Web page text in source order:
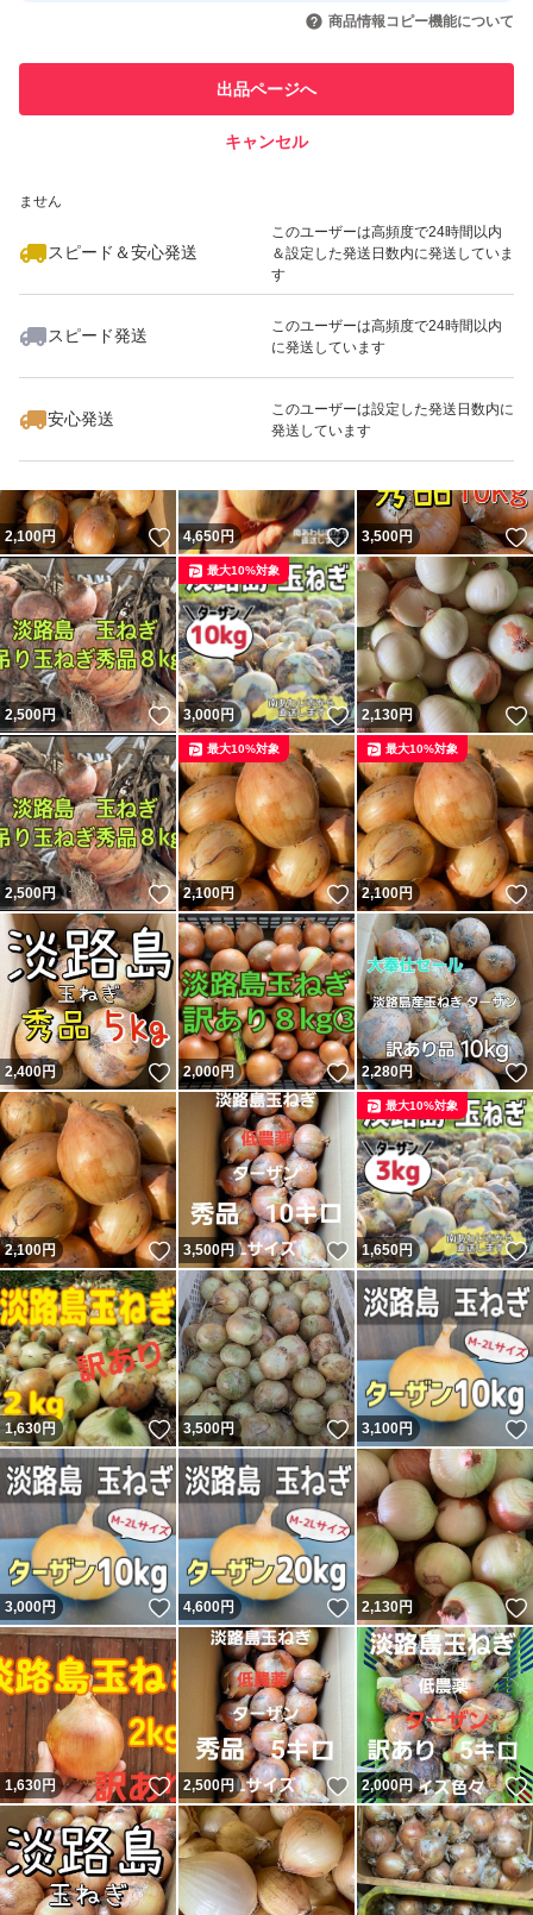
引を完了させた実績があります
での取引実績があります
ません
スピード＆安心発送
このユーザーは高頻度で24時間以内
＆設定した発送日数内に発送していま
す
スピード発送
このユーザーは高頻度で24時間以内
に発送しています
安心発送
このユーザーは設定した発送日数内に
発送しています
商品情報コピー機能について
出品ページへ
キャンセル
いいね！
2,100
2,100円 いいね！
4,650円 いいね！
3,500円
2,500円 いいね！
3,000円 いいね！
最大10%対象
2,130円
2,500円 いいね！
2,100円 いいね！
最大10%対象
2,100円
最大10%対象
2,400円 いいね！
2,000円 いいね！
2,280円
2,100円 いいね！
3,500円 いいね！
1,650円
最大10%対象
1,630円 いいね！
3,500円 いいね！
3,100円
3,000円 いいね！
4,600円 いいね！
2,130円
1,630円 いいね！
2,500円 いいね！
2,000円